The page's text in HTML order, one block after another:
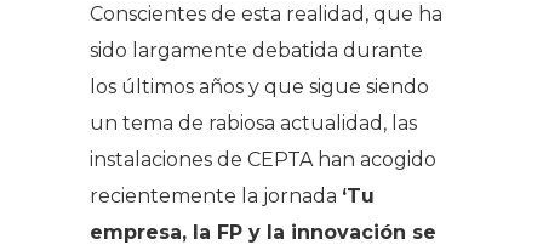
Conscientes de esta realidad, que ha
sido largamente debatida durante
los últimos años y que sigue siendo
un tema de rabiosa actualidad, las
instalaciones de CEPTA han acogido
recientemente la jornada ‘Tu
empresa, la FP y la innovación se